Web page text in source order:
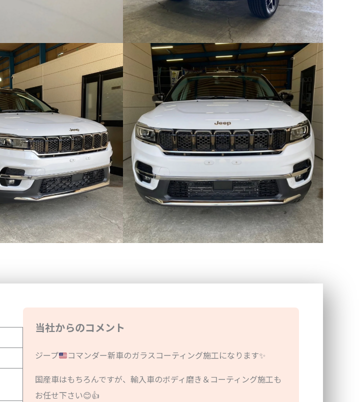
当社からのコメント
ジープ コマンダー新車のガラスコーティング施工になります✨
国産車はもちろんですが、輸入車のボディ磨き＆コーティング施工も
お任せ下さい😊👍